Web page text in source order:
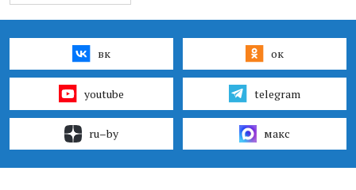
вк ок
youtube telegram
ru–by макс